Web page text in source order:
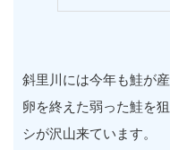
斜里川には今年も鮭が
卵を終えた弱った鮭を
シが沢山来ています。